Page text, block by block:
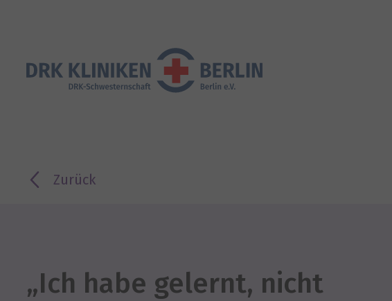
Zurück
„Ich habe gelernt, nicht